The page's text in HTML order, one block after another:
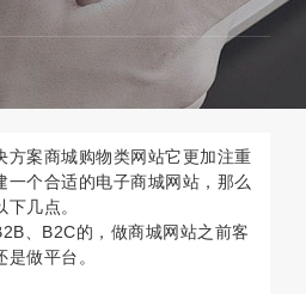
方案商城购物类网站它更加注重
一个合适的电子商城网站，那么
几点。
、B2C的，做商城网站之前客
做平台。